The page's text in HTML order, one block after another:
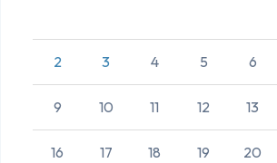
2 3 4 5 6
9 10 11 12 13
16 17 18 19 20